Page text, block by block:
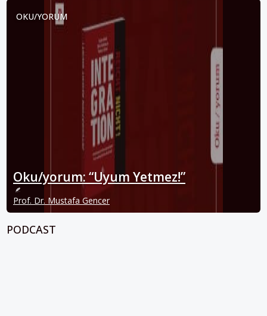
OKU/YORUM
Oku/yorum: “Uyum Yetmez!”
Prof. Dr. Mustafa Gencer
PODCAST